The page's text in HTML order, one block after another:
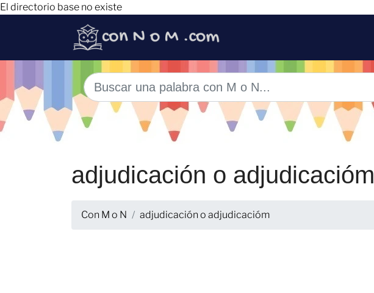
El directorio base no existe
adjudicación o adjudicacióm
Con M o N adjudicación o adjudicacióm